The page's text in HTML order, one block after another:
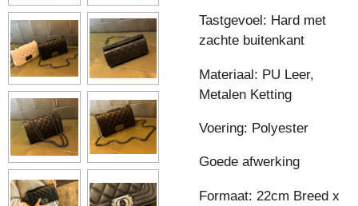
Tastgevoel: Hard met
zachte buitenkant
Materiaal: PU Leer,
Metalen Ketting
Voering: Polyester
Goede afwerking
Formaat: 22cm Breed x